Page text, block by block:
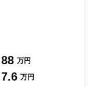
88 万円
7.6 万円